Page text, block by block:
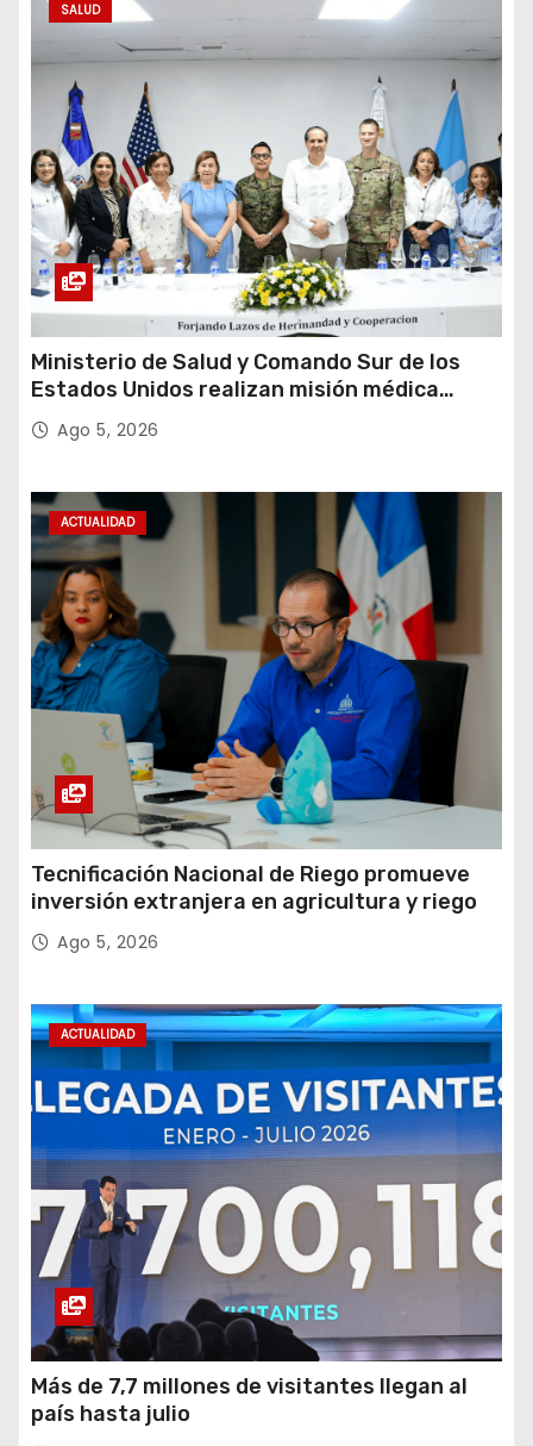
SALUD
Ministerio de Salud y Comando Sur de los
Estados Unidos realizan misión médica
Amistad 2026 en La Vega
Ago 5, 2026
ACTUALIDAD
Tecnificación Nacional de Riego promueve
inversión extranjera en agricultura y riego
Ago 5, 2026
ACTUALIDAD
Más de 7,7 millones de visitantes llegan al
país hasta julio